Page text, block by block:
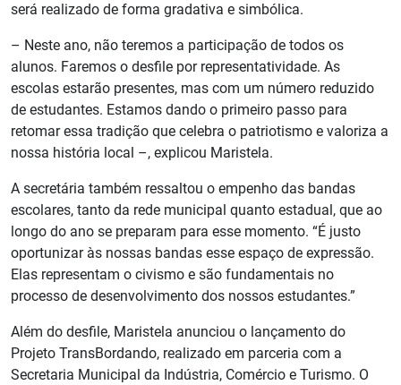
será realizado de forma gradativa e simbólica.
– Neste ano, não teremos a participação de todos os
alunos. Faremos o desfile por representatividade. As
escolas estarão presentes, mas com um número reduzido
de estudantes. Estamos dando o primeiro passo para
retomar essa tradição que celebra o patriotismo e valoriza a
nossa história local –, explicou Maristela.
A secretária também ressaltou o empenho das bandas
escolares, tanto da rede municipal quanto estadual, que ao
longo do ano se preparam para esse momento. “É justo
oportunizar às nossas bandas esse espaço de expressão.
Elas representam o civismo e são fundamentais no
processo de desenvolvimento dos nossos estudantes.”
Além do desfile, Maristela anunciou o lançamento do
Projeto TransBordando, realizado em parceria com a
Secretaria Municipal da Indústria, Comércio e Turismo. O